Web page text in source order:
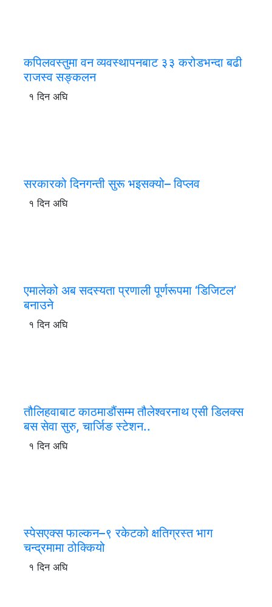
कपिलवस्तुमा वन व्यवस्थापनबाट ३३ करोडभन्दा बढी
राजस्व सङ्कलन
१ दिन अघि
सरकारको दिनगन्ती सुरू भइसक्यो– विप्लव
१ दिन अघि
एमालेको अब सदस्यता प्रणाली पूर्णरूपमा ‘डिजिटल’
बनाउने
१ दिन अघि
तौलिहवाबाट काठमाडौंसम्म तौलेश्वरनाथ एसी डिलक्स
बस सेवा सुरु, चार्जिङ स्टेशन..
१ दिन अघि
स्पेसएक्स फाल्कन–९ रकेटको क्षतिग्रस्त भाग
चन्द्रमामा ठोक्कियो
१ दिन अघि